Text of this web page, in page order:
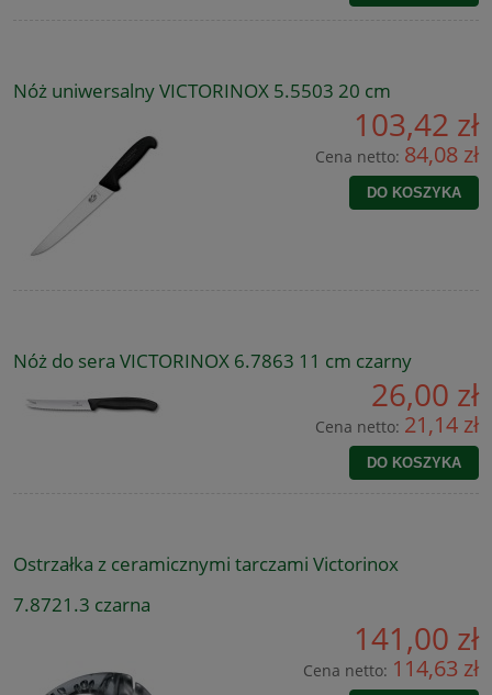
Nóż uniwersalny VICTORINOX 5.5503 20 cm
103,42 zł
Cena netto: 84,08 zł
DO KOSZYKA
Nóż do sera VICTORINOX 6.7863 11 cm czarny
26,00 zł
Cena netto: 21,14 zł
DO KOSZYKA
Ostrzałka z ceramicznymi tarczami Victorinox
7.8721.3 czarna
141,00 zł
Cena netto: 114,63 zł